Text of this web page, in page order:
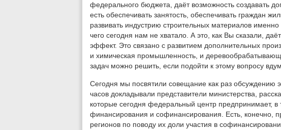
федерального бюджета, даёт возможность создавать
есть обеспечивать занятость, обеспечивать граждан
развивать индустрию строительных материалов
чего сегодня нам не хватало. А это, как Вы сказали,
эффект. Это связано с развитием дополнительных
и химическая промышленность, и
задач можно решить, если подойти к этому вопросу
Сегодня мы посвятили совещание как раз обсуждению
часов докладывали представители министерства,
которые сегодня федеральный центр предпринимает,
финансирования и софинансирования. Есть, конечно,
регионов по поводу их доли участия в